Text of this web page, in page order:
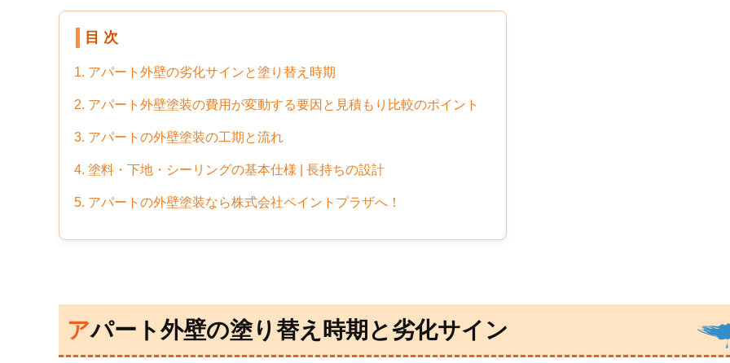
目 次
1. アパート外壁の劣化サインと塗り替え時期
2. アパート外壁塗装の費用が変動する要因と見積もり比較のポイント
3. アパートの外壁塗装の工期と流れ
4. 塗料・下地・シーリングの基本仕様 | 長持ちの設計
5. アパートの外壁塗装なら株式会社ペイントプラザへ！
アパート外壁の塗り替え時期と劣化サイン